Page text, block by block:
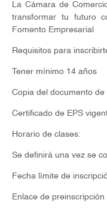
La Cámara de
transformar tu futuro
Fomento Empresarial
Requisitos para
Tener mínimo 14 años
Copia del documento
Certificado de EPS
Horario de clases:
Se definirá una vez se
Fecha límite de
Enlace de preinscripción